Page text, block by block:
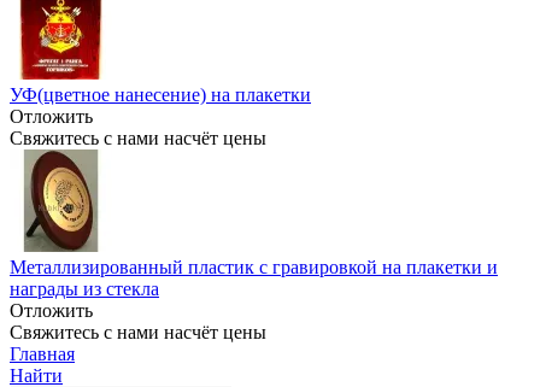
УФ(цветное нанесение) на плакетки
Отложить
Свяжитесь с нами насчёт цены
Металлизированный пластик с гравировкой на плакетки и
награды из стекла
Отложить
Свяжитесь с нами насчёт цены
Главная
Найти